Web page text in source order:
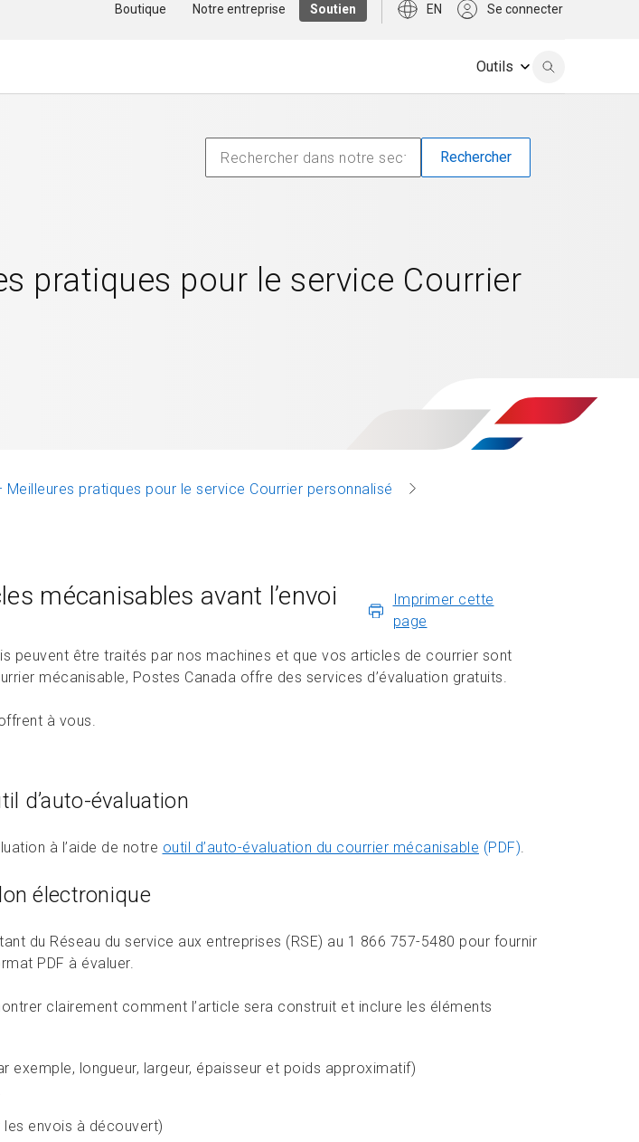
Boutique Notre entreprise Soutien EN Se connecter
Outils
pratiques pour le service Courrier
pratiques pour le service Courrier personnalisé
mécanisables avant l’envoi
Imprimer cette
page
peuvent être traités par nos machines et que vos articles de courrier sont
mécanisable, Postes Canada offre des services d’évaluation gratuits.
à vous.
d’auto-évaluation
à l’aide de notre outil d’auto-évaluation du courrier mécanisable (PDF).
électronique
du Réseau du service aux entreprises (RSE) au 1 866 757-5480 pour fournir
PDF à évaluer.
clairement comment l’article sera construit et inclure les éléments
exemple, longueur, largeur, épaisseur et poids approximatif)
envois à découvert)